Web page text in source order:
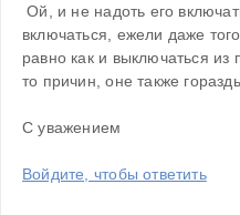
Ой, и не надоть его включать! Оне-с и сами горазды-с
включаться, ежели даже
равно как и выключаться
то причин, оне также
С уважением
Войдите, чтобы ответить